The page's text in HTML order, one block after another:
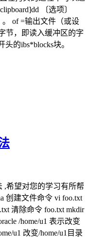
〔选项〕
of =输出文件（或设
节，即读入缓冲区的字
的ibs*blocks块。
,希望对您的学习有所帮
创建文件命令 vi foo.txt
清除命令 foo.txt mkdir
/home/u1 表示改变
u1 改变/home/u1目录